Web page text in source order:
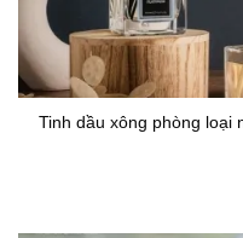
Tinh dầu xông phòng loại